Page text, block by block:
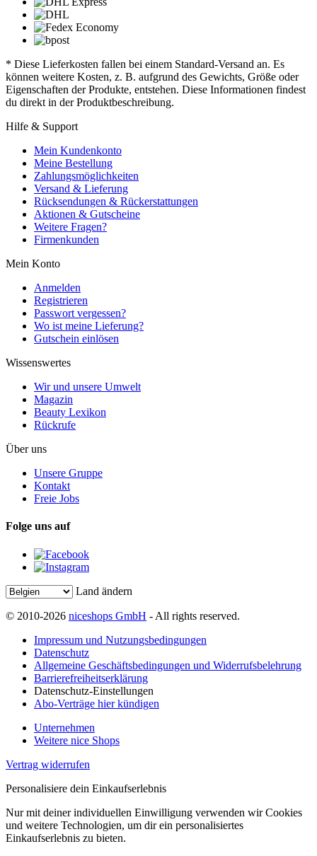
* Diese Lieferkosten fallen bei einem Standard-Versand an. Es
können weitere Kosten, z. B. aufgrund des Gewichts, Größe oder
Eigenschaften der Produkte, entstehen. Diese Informationen findest
du direkt in der Produktbeschreibung.
Hilfe & Support
Mein Kundenkonto
Meine Bestellung
Zahlungsmöglichkeiten
Versand & Lieferung
Rücksendungen & Rückerstattungen
Aktionen & Gutscheine
Weitere Fragen?
Firmenkunden
Mein Konto
Anmelden
Registrieren
Passwort vergessen?
Wo ist meine Lieferung?
Gutschein einlösen
Wissenswertes
Wir und unsere Umwelt
Magazin
Beauty Lexikon
Rückrufe
Über uns
Unsere Gruppe
Kontakt
Freie Jobs
Folge uns auf
Land ändern
© 2010-2026 niceshops GmbH - All rights reserved.
Impressum und Nutzungsbedingungen
Datenschutz
Allgemeine Geschäftsbedingungen und Widerrufsbelehrung
Barrierefreiheitserklärung
Datenschutz-Einstellungen
Abo-Verträge hier kündigen
Unternehmen
Weitere nice Shops
Vertrag widerrufen
Personalisiere dein Einkaufserlebnis
Nur mit deiner individuellen Einwilligung verwenden wir Cookies
und weitere Technologien, um dir ein personalisiertes
Einkaufserlebnis zu bieten.